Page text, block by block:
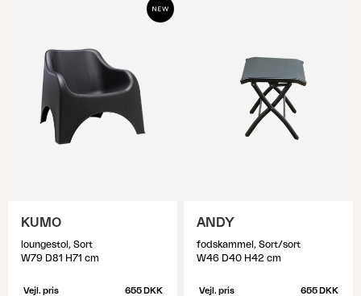
KUMO
loungestol, Sort
W79 D81 H71 cm
Vejl. pris 655 DKK
ANDY
fodskammel, Sort/sort
W46 D40 H42 cm
Vejl. pris 655 DKK